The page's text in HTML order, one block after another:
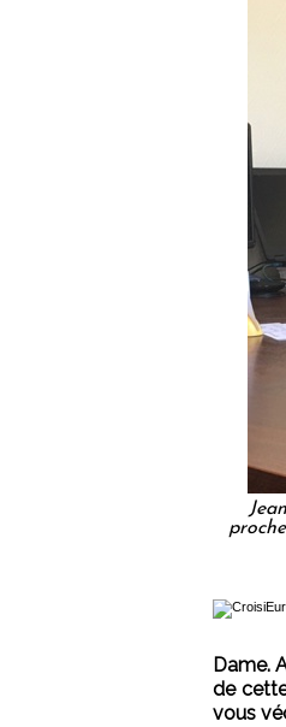
Dame.
de
vous